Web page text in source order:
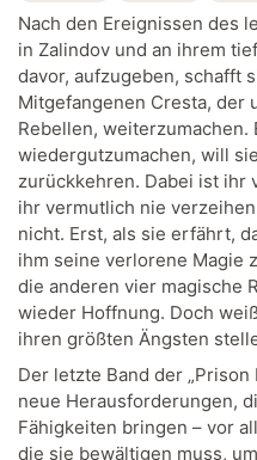
Nach den Ereignissen des
in Zalindov und an ihrem
davor, aufzugeben, schafft
Mitgefangenen Cresta,
Rebellen,
wiedergutzumachen, will
zurückkehren. Dabei ist ihr
ihr vermutlich nie
nicht. Erst, als sie erfährt,
ihm seine verlorene Magie
die anderen vier magische
wieder Hoffnung. Doch
ihren größten Ängsten
Der letzte Band der
neue Herausforderungen,
Fähigkeiten bringen – vor
die sie bewältigen muss,